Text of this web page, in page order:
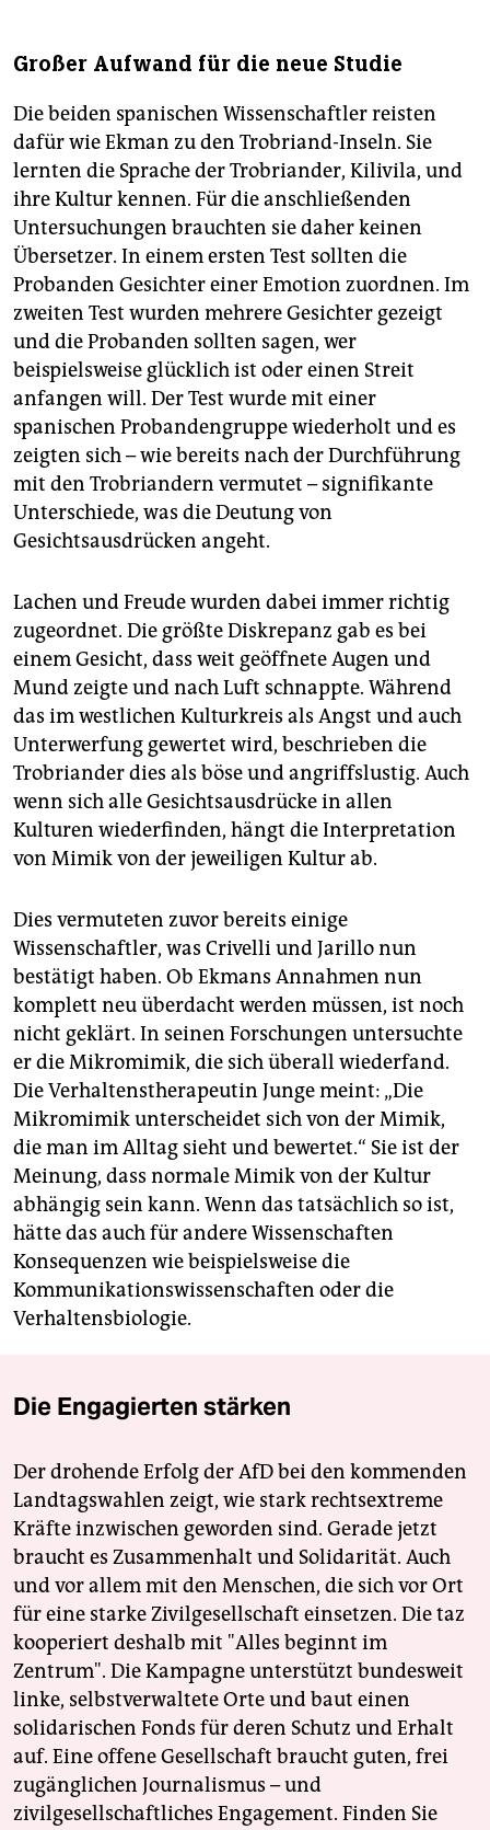
Großer Aufwand für die neue Studie
Die beiden spanischen Wissenschaftler reisten
dafür wie Ekman zu den Trobriand-Inseln. Sie
lernten die Sprache der Trobriander, Kilivila, und
ihre Kultur kennen. Für die anschließenden
Untersuchungen brauchten sie daher keinen
Übersetzer. In einem ersten Test sollten die
Probanden Gesichter einer Emotion zuordnen. Im
zweiten Test wurden mehrere Gesichter gezeigt
und die Probanden sollten sagen, wer
beispielsweise glücklich ist oder einen Streit
anfangen will. Der Test wurde mit einer
spanischen Probandengruppe wiederholt und es
zeigten sich – wie bereits nach der Durchführung
mit den Trobriandern vermutet – signifikante
Unterschiede, was die Deutung von
Gesichtsausdrücken angeht.
Lachen und Freude wurden dabei immer richtig
zugeordnet. Die größte Diskrepanz gab es bei
einem Gesicht, dass weit geöffnete Augen und
Mund zeigte und nach Luft schnappte. Während
das im westlichen Kulturkreis als Angst und auch
Unterwerfung gewertet wird, beschrieben die
Trobriander dies als böse und angriffslustig. Auch
wenn sich alle Gesichtsausdrücke in allen
Kulturen wiederfinden, hängt die Interpretation
von Mimik von der jeweiligen Kultur ab.
Dies vermuteten zuvor bereits einige
Wissenschaftler, was Crivelli und Jarillo nun
bestätigt haben. Ob Ekmans Annahmen nun
komplett neu überdacht werden müssen, ist noch
nicht geklärt. In seinen Forschungen untersuchte
er die Mikromimik, die sich überall wiederfand.
Die Verhaltenstherapeutin Junge meint: „Die
Mikromimik unterscheidet sich von der Mimik,
die man im Alltag sieht und bewertet.“ Sie ist der
Meinung, dass normale Mimik von der Kultur
abhängig sein kann. Wenn das tatsächlich so ist,
hätte das auch für andere Wissenschaften
Konsequenzen wie beispielsweise die
Kommunikationswissenschaften oder die
Verhaltensbiologie.
Die Engagierten stärken
Der drohende Erfolg der AfD bei den kommenden
Landtagswahlen zeigt, wie stark rechtsextreme
Kräfte inzwischen geworden sind. Gerade jetzt
braucht es Zusammenhalt und Solidarität. Auch
und vor allem mit den Menschen, die sich vor Ort
für eine starke Zivilgesellschaft einsetzen. Die taz
kooperiert deshalb mit "Alles beginnt im
Zentrum". Die Kampagne unterstützt bundesweit
linke, selbstverwaltete Orte und baut einen
solidarischen Fonds für deren Schutz und Erhalt
auf. Eine offene Gesellschaft braucht guten, frei
zugänglichen Journalismus – und
zivilgesellschaftliches Engagement. Finden Sie